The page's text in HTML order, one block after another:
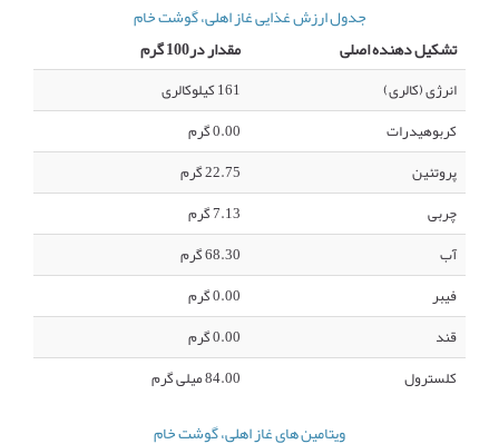
جدول ارزش غذایی غاز اهلی، گوشت خام
تشکیل دهنده اصلی
مقدار در100 گرم
انرژی (کالری)
161 کیلوکالری
کربوهیدرات
0.00 گرم
پروتئین
22.75 گرم
چربی
7.13 گرم
آب
68.30 گرم
فیبر
0.00 گرم
قند
0.00 گرم
کلسترول
84.00 میلی گرم
ویتامین های غاز اهلی، گوشت خام